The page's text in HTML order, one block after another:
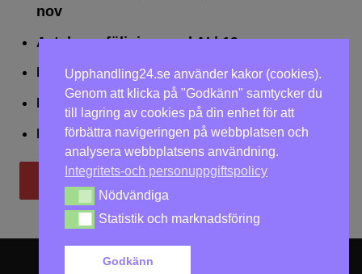
nov
Avtalsuppföljning med AI| 19 nov
Leda upphandlingar effektivt| 25 nov
Dialogförfaranden | 26 nov
LOU på två dagar| 2-3 dec
Till utbildningar
Upphandling24.se använder kakor (cookies).
Genom att klicka på "Godkänn" samtycker du
till lagring av cookies på din enhet för att
förbättra navigeringen på webbplatsen och
analysera webbplatsens användning.
Integritets-och personuppgiftspolicy
Nödvändiga
Nödvändiga
Statistik och marknadsföring
Statistik och marknadsföring
Godkänn